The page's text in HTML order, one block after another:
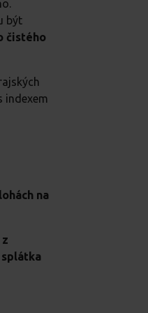
být
čistého
indexem
na
splátka